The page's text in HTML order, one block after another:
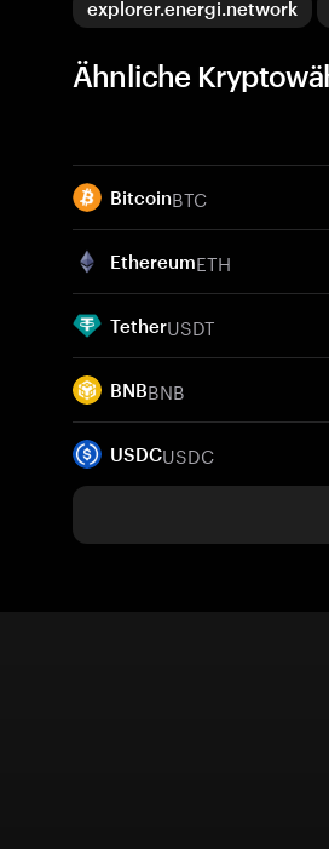
explorer.energi.network
Ähnliche
BitcoinBTC
EthereumETH
TetherUSDT
BNBBNB
USDCUSDC